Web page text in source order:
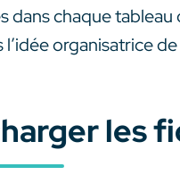
dans chaque
l’idée organisatrice
les